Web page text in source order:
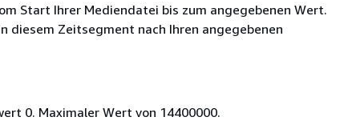
Start Ihrer Mediendatei bis zum angegebenen Wert.
diesem Zeitsegment nach Ihren angegebenen
0. Maximaler Wert von 14400000.